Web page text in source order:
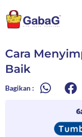
ke
konten
Cara
Baik
Bagikan :